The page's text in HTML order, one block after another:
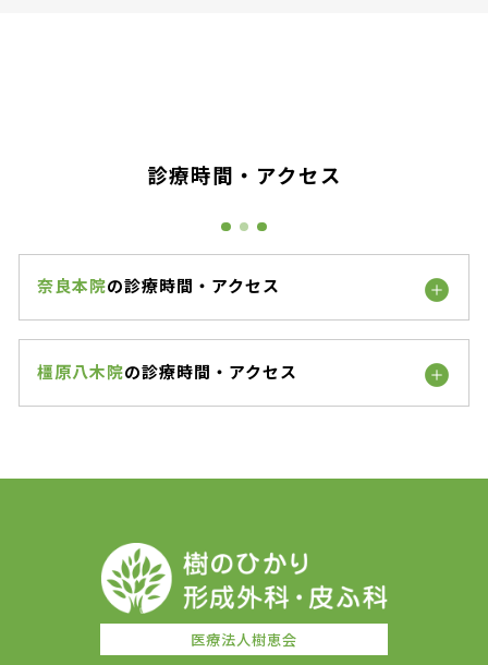
診療時間・アクセス
奈良本院の診療時間・アクセス
橿原八木院の診療時間・アクセス
医療法人樹恵会